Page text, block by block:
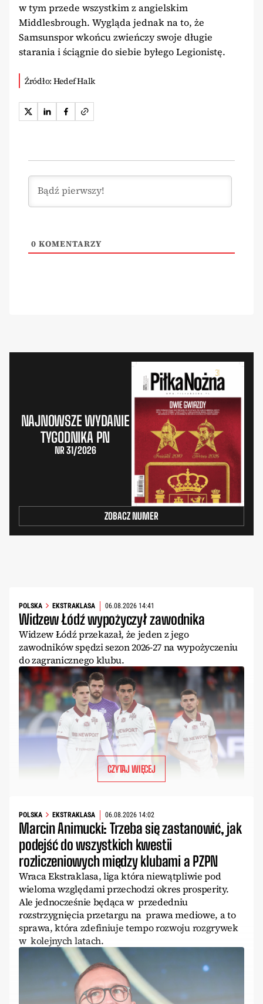
w tym przede wszystkim z angielskim
Middlesbrough. Wygląda jednak na to, że
Samsunspor wkońcu zwieńczy swoje długie
starania i ściągnie do siebie byłego Legionistę.
Źródło: Hedef Halk
0 KOMENTARZY
NAJNOWSZE WYDANIE
TYGODNIKA PN
NR 31/2026
ZOBACZ NUMER
POLSKA EKSTRAKLASA 06.08.2026 14:41
Widzew Łódź wypożyczył zawodnika
Widzew Łódź przekazał, że jeden z jego
zawodników spędzi sezon 2026-27 na wypożyczeniu
do zagranicznego klubu.
CZYTAJ WIĘCEJ
POLSKA EKSTRAKLASA 06.08.2026 14:02
Marcin Animucki: Trzeba się zastanowić, jak
podejść do wszystkich kwestii
rozliczeniowych między klubami a PZPN
Wraca Ekstraklasa, liga która niewątpliwie pod
wieloma względami przechodzi okres prosperity.
Ale jednocześnie będąca w przededniu
rozstrzygnięcia przetargu na prawa mediowe, a to
sprawa, która zdefiniuje tempo rozwoju rozgrywek
w kolejnych latach.